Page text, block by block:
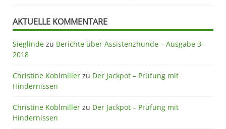
AKTUELLE KOMMENTARE
Sieglinde zu Berichte über Assistenzhunde – Ausgabe 3-
2018
Christine Koblmiller zu Der Jackpot – Prüfung mit
Hindernissen
Christine Koblmiller zu Der Jackpot – Prüfung mit
Hindernissen